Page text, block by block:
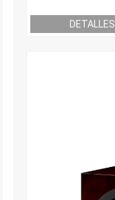
DETALLES